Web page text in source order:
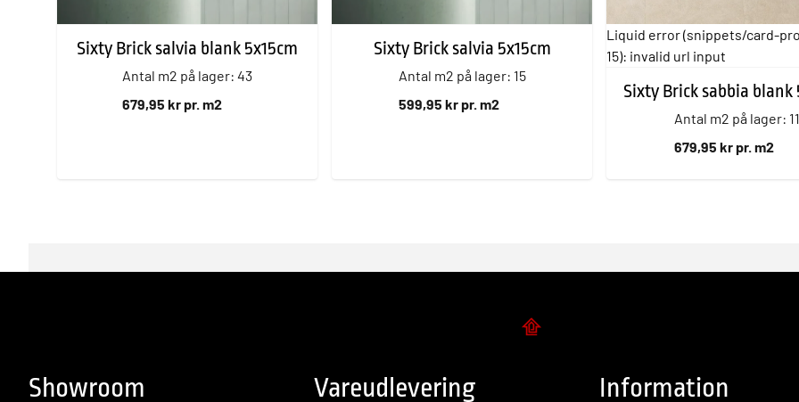
Sixty Brick salvia blank 5x15cm
Antal m2 på lager: 43
679,95 kr pr. m2
Sixty Brick salvia 5x15cm
Antal m2 på lager: 15
599,95 kr pr. m2
Liquid error (snippets/card-
15): invalid url input
Sixty Brick sabbia blank
Antal m2 på lager: 11
679,95 kr pr. m2
Showroom Vareudlevering Information